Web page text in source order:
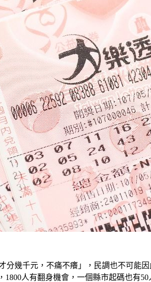
分幾千元，不痛不癢」，民調也不可能
人有翻身機會，一個縣市起碼也有